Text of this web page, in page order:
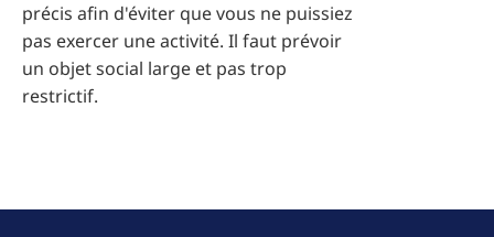
précis afin d'éviter que vous ne puissiez
pas exercer une activité. Il faut prévoir
un objet social large et pas trop
restrictif.